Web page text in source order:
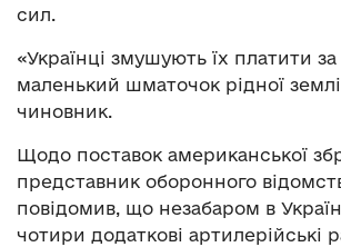
сил.
«Українці змушують їх платити
маленький шматочок рідної
чиновник.
Щодо поставок американської
представник оборонного
повідомив, що незабаром в
чотири додаткові артилерійські